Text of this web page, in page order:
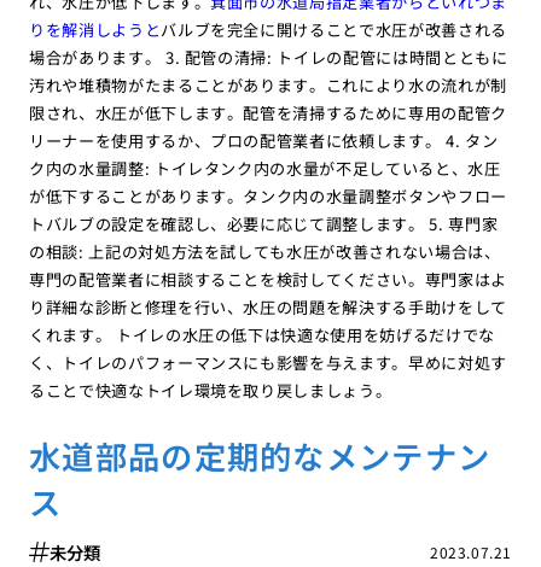
りを解消しようとバルブを完全に開けることで水圧が改善される
場合があります。 3. 配管の清掃: トイレの配管には時間とともに
汚れや堆積物がたまることがあります。これにより水の流れが制
限され、水圧が低下します。配管を清掃するために専用の配管ク
リーナーを使用するか、プロの配管業者に依頼します。 4. タン
ク内の水量調整: トイレタンク内の水量が不足していると、水圧
が低下することがあります。タンク内の水量調整ボタンやフロー
トバルブの設定を確認し、必要に応じて調整します。 5. 専門家
の相談: 上記の対処方法を試しても水圧が改善されない場合は、
専門の配管業者に相談することを検討してください。専門家はよ
り詳細な診断と修理を行い、水圧の問題を解決する手助けをして
くれます。 トイレの水圧の低下は快適な使用を妨げるだけでな
く、トイレのパフォーマンスにも影響を与えます。早めに対処す
ることで快適なトイレ環境を取り戻しましょう。
水道部品の定期的なメンテナン
ス
2023.07.21
未分類